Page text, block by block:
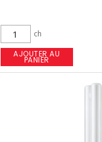
ch
AJOUTER AU
PANIER